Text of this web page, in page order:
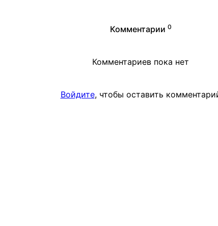
Комментарии 0
Комментариев пока нет
Войдите, чтобы оставить